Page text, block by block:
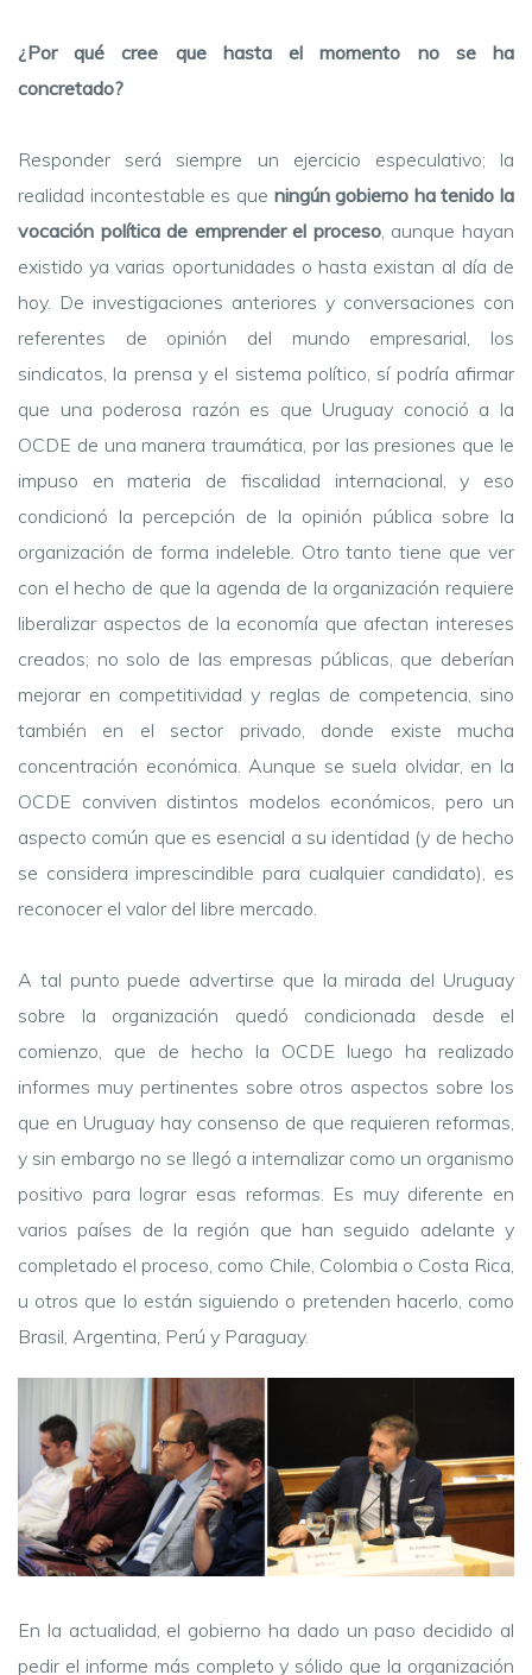
¿Por qué cree que hasta el momento no se ha
concretado?
Responder será siempre un ejercicio especulativo; la
realidad incontestable es que ningún gobierno ha tenido la
vocación política de emprender el proceso, aunque hayan
existido ya varias oportunidades o hasta existan al día de
hoy. De investigaciones anteriores y conversaciones con
referentes de opinión del mundo empresarial, los
sindicatos, la prensa y el sistema político, sí podría afirmar
que una poderosa razón es que Uruguay conoció a la
OCDE de una manera traumática, por las presiones que le
impuso en materia de fiscalidad internacional, y eso
condicionó la percepción de la opinión pública sobre la
organización de forma indeleble. Otro tanto tiene que ver
con el hecho de que la agenda de la organización requiere
liberalizar aspectos de la economía que afectan intereses
creados; no solo de las empresas públicas, que deberían
mejorar en competitividad y reglas de competencia, sino
también en el sector privado, donde existe mucha
concentración económica. Aunque se suela olvidar, en la
OCDE conviven distintos modelos económicos, pero un
aspecto común que es esencial a su identidad (y de hecho
se considera imprescindible para cualquier candidato), es
reconocer el valor del libre mercado.
A tal punto puede advertirse que la mirada del Uruguay
sobre la organización quedó condicionada desde el
comienzo, que de hecho la OCDE luego ha realizado
informes muy pertinentes sobre otros aspectos sobre los
que en Uruguay hay consenso de que requieren reformas,
y sin embargo no se llegó a internalizar como un organismo
positivo para lograr esas reformas. Es muy diferente en
varios países de la región que han seguido adelante y
completado el proceso, como Chile, Colombia o Costa Rica,
u otros que lo están siguiendo o pretenden hacerlo, como
Brasil, Argentina, Perú y Paraguay.
En la actualidad, el gobierno ha dado un paso decidido al
pedir el informe más completo y sólido que la organización